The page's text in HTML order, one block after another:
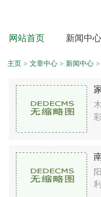
网站首页 新闻中心
主页 > 文章中心 > 新闻中心 >